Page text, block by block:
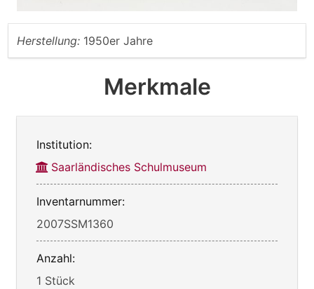
Herstellung: 1950er Jahre
Merkmale
Institution:
Saarländisches Schulmuseum
Inventarnummer:
2007SSM1360
Anzahl:
1 Stück